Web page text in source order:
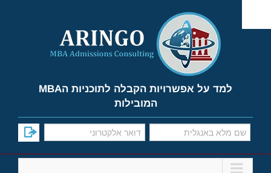
content
למד על אפשרויות הקבלה לתוכניות הMBA
המובילות